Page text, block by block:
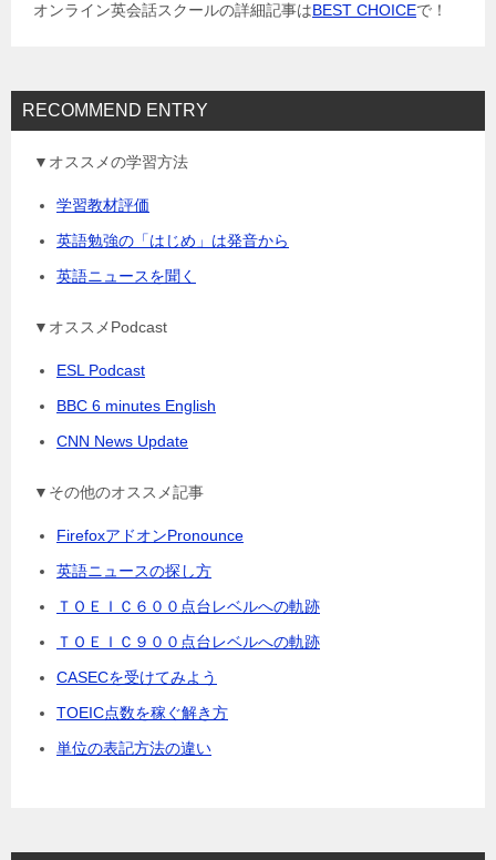
オンライン英会話スクールの詳細記事はBEST CHOICEで！
RECOMMEND ENTRY
▼オススメの学習方法
学習教材評価
英語勉強の「はじめ」は発音から
英語ニュースを聞く
▼オススメPodcast
ESL Podcast
BBC 6 minutes English
CNN News Update
▼その他のオススメ記事
FirefoxアドオンPronounce
英語ニュースの探し方
ＴＯＥＩＣ６００点台レベルへの軌跡
ＴＯＥＩＣ９００点台レベルへの軌跡
CASECを受けてみよう
TOEIC点数を稼ぐ解き方
単位の表記方法の違い